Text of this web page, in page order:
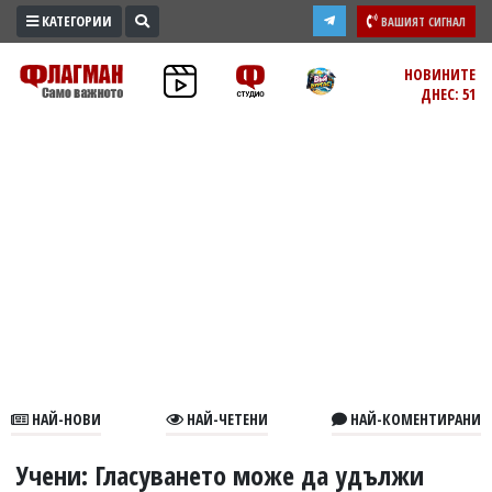
ПРОМО
ЗОНА
В
КАТЕГОРИИ ВАШИЯТ СИГНАЛ
НОВИНИТЕ
ДНЕС: 51
НАЙ-НОВИ НАЙ-ЧЕТЕНИ НАЙ-КОМЕНТИРАНИ
Учени: Гласуването може да удължи